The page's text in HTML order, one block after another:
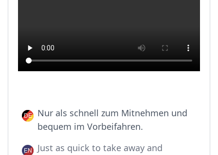
Nur als schnell zum Mitnehmen und
bequem im Vorbeifahren.
Just as quick to take away and